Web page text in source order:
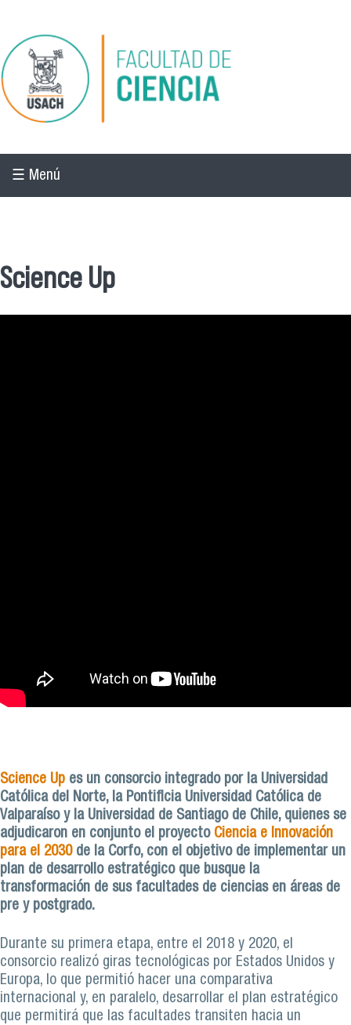
Pasar al contenido principal
☰ Menú
Science Up
Science Up es un consorcio integrado por la Universidad
Católica del Norte, la Pontificia Universidad Católica de
Valparaíso y la Universidad de Santiago de Chile, quienes se
adjudicaron en conjunto el proyecto Ciencia e Innovación
para el 2030de la Corfo, con el objetivo de implementar un
plan de desarrollo estratégico que busque la
transformación de sus facultades de ciencias en áreas de
pre y postgrado.
Durante su primera etapa, entre el 2018 y 2020, el
consorcio realizó giras tecnológicas por Estados Unidos y
Europa, lo que permitió hacer una comparativa
internacional y, en paralelo, desarrollar el plan estratégico
que permitirá que las facultades transiten hacia un